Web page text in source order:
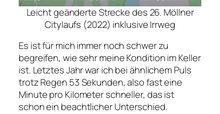
Leicht geänderte Strecke des 26. Möllner
Citylaufs (2022) inklusive Irrweg
Es ist für mich immer noch schwer zu
begreifen, wie sehr meine Kondition im Keller
ist. Letztes Jahr war ich bei ähnlichem Puls
trotz Regen 53 Sekunden, also fast eine
Minute pro Kilometer schneller, das ist
schon ein beachtlicher Unterschied.